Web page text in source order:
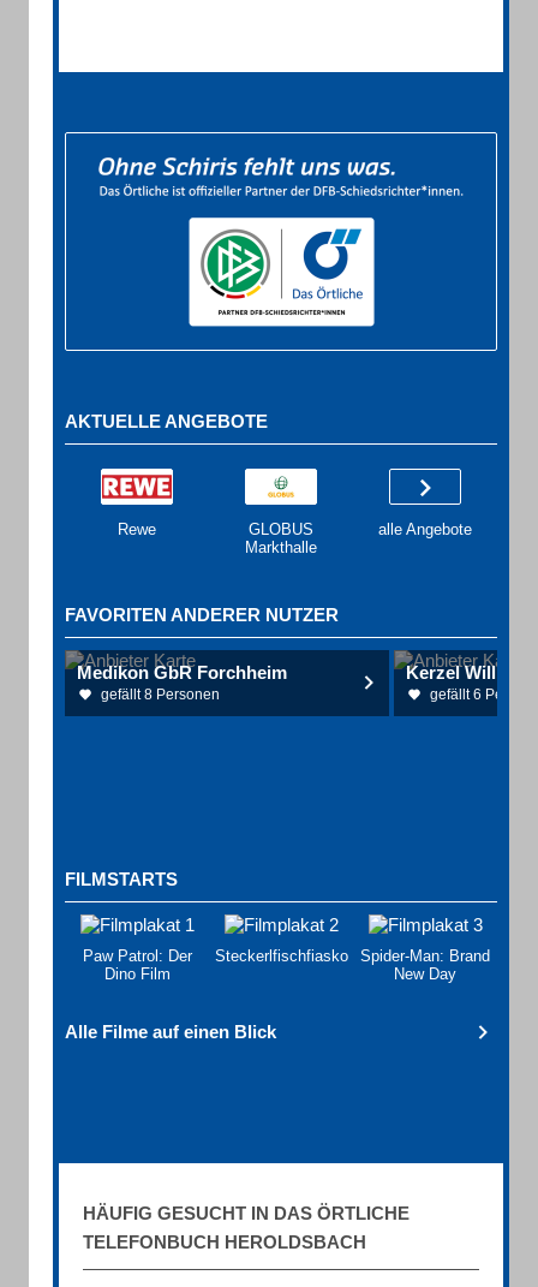
AKTUELLE ANGEBOTE
Rewe
GLOBUS
Markthalle
alle Angebote
FAVORITEN ANDERER NUTZER
Medikon GbR Forchheim
gefällt 8 Personen gefällt 6
FILMSTARTS
Paw Patrol: Der
Dino Film
Steckerlfischfiasko
Spider-Man: Brand
New Day
Alle Filme auf einen Blick
HÄUFIG GESUCHT IN DAS ÖRTLICHE
TELEFONBUCH HEROLDSBACH